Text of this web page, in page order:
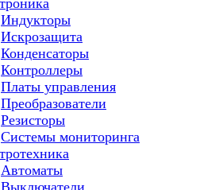
Индукторы
Искрозащита
Конденсаторы
Контроллеры
Платы управления
Преобразователи
Резисторы
Системы мониторинга
Автоматы
Выключатели